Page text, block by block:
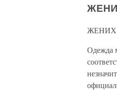
ЖЕНИХ
Одежда